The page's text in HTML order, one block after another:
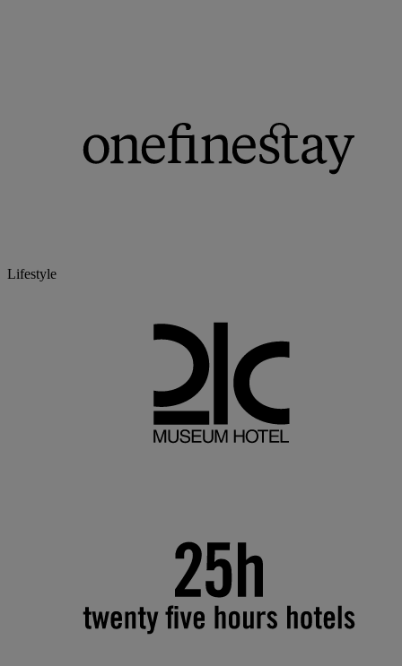
Lifestyle